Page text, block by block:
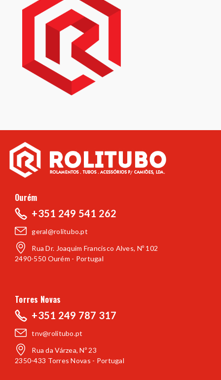
Ourém
+351 249 541 262
geral@rolitubo.pt
Rua Dr. Joaquim Francisco Alves, Nº 102
2490-550 Ourém - Portugal
Torres Novas
+351 249 787 317
tnv@rolitubo.pt
Rua da Várzea, Nº 23
2350-433 Torres Novas - Portugal